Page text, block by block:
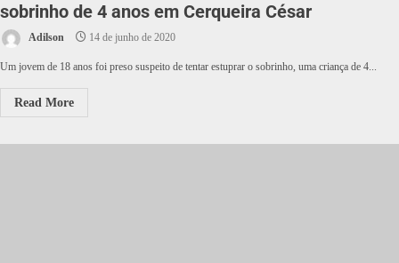
sobrinho de 4 anos em Cerqueira César
Adilson 14 de junho de 2020
Um jovem de 18 anos foi preso suspeito de tentar estuprar o sobrinho, uma criança de 4...
Read More